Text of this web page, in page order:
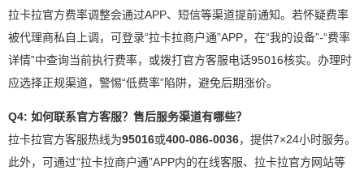
拉卡拉官方费率调整会通过APP、短信等渠道提前通知。若怀疑费率
被代理商私自上调，可登录“拉卡拉商户通”APP，在“我的设备”-“费率
详情”中查询当前执行费率，或拨打官方客服电话95016核实。办理时
应选择正规渠道，警惕“低费率”陷阱，避免后期涨价。
Q4: 如何联系官方客服？售后服务渠道有哪些？
拉卡拉官方客服热线为95016或400-086-0036，提供7×24小时服务。
此外，可通过“拉卡拉商户通”APP内的在线客服、拉卡拉官方网站等